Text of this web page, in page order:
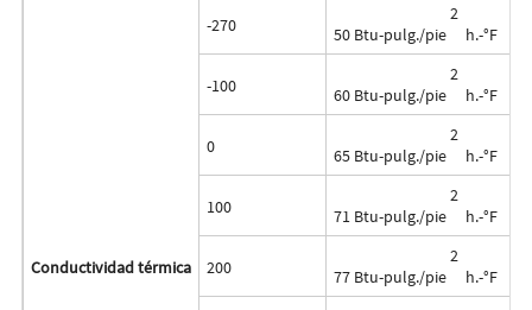
Conductividad térmica
-270 50 Btu-pulg./pie
2
h.-°F
-100 60 Btu-pulg./pie
2
h.-°F
0 65 Btu-pulg./pie
2
h.-°F
100 71 Btu-pulg./pie
2
h.-°F
200 77 Btu-pulg./pie
2
h.-°F